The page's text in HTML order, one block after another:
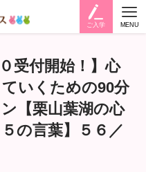
ご入学 MENU
受付開始！】心
いくための90分
【栗山葉湖の心
の言葉】５６／